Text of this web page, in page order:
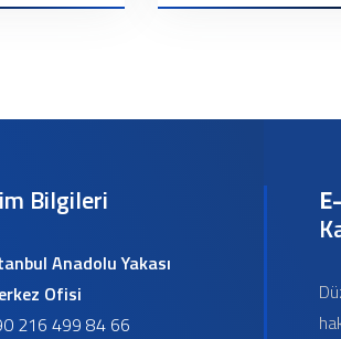
Bilgileri
Anadolu Yakası
Ofisi
216 499 84 66